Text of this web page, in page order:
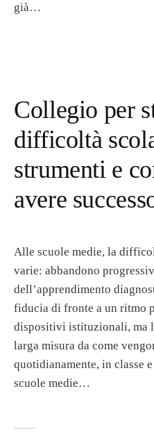
già…
Collegio per
difficoltà
strumenti e
avere
Alle scuole medie, la
varie: abbandono
dell’apprendimento
fiducia di fronte a un ritmo
dispositivi istituzionali, ma
larga misura da come
quotidianamente, in classe
scuole medie…